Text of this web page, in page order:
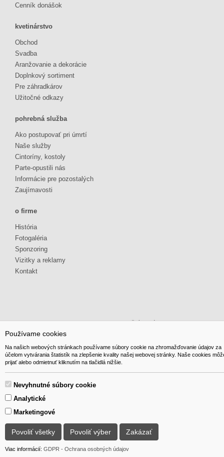
Používame cookies
Na našich webových stránkach používame súbory cookie na zhromažďovanie údajov za
účelom vytvárania štatistík na zlepšenie kvality našej webovej stránky. Naše cookies
prijať alebo odmietnuť kliknutím na tlačidlá nižšie.
Nevyhnutné súbory cookie
Analytické
Marketingové
Povoliť všetky Povoliť výber Zakázať
Viac informácií: GDPR - Ochrana osobných údajov
Cenník donášok
kvetinárstvo
Obchod
Svadba
Aranžovanie a dekorácie
Doplnkový sortiment
Pre záhradkárov
Užitočné odkazy
pohrebná služba
Ako postupovať pri úmrtí
Naše služby
Cintoríny, kostoly
Parte-opustili nás
Informácie pre pozostalých
Zaujímavosti
o firme
História
Fotogaléria
Sponzoring
Vizitky a reklamy
Kontakt
© 2014 GIBOX, s.r.o. • Generuje redakčný systém YGScms •